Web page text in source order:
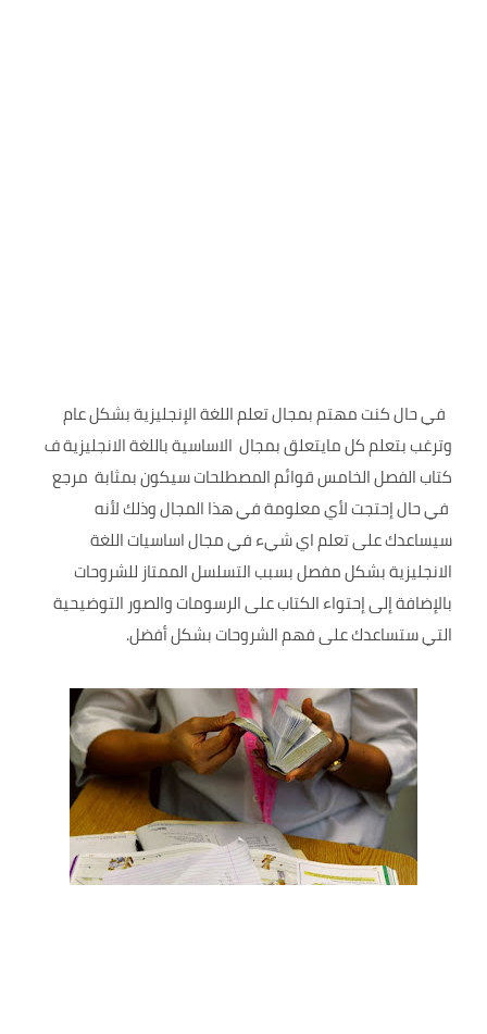
في حال كنت مهتم بمجال تعلم اللغة الإنجليزية بشكل عام
وترغب بتعلم كل مايتعلق بمجال الاساسية باللغة الانجليزية ف
كتاب الفصل الخامس قوائم المصطلحات سيكون بمثابة مرجع
في حال إحتجت لأي معلومة في هذا المجال وذلك لأنه
سيساعدك على تعلم اي شيء في مجال اساسيات اللغة
الانجليزية بشكل مفصل بسبب التسلسل الممتاز للشروحات
بالإضافة إلى إحتواء الكتاب على الرسومات والصور التوضيحية
التي ستساعدك على فهم الشروحات بشكل أفضل.